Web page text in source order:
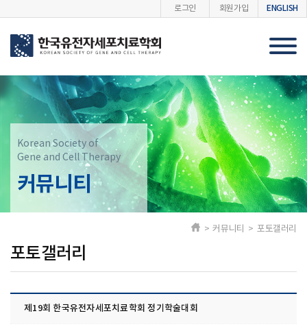
로그인 회원가입 ENGLISH
Korean Society of
Gene and Cell Therapy
커뮤니티
포토갤러리
> 커뮤니티 > 포토갤러리
제19회 한국유전자세포치료학회 정기학술대회